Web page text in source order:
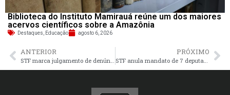
Biblioteca do Instituto Mamirauá reúne um dos maiores
acervos científicos sobre a Amazônia
Destaques Educação agosto 6, 2026
ANTERIOR PRÓXIMO